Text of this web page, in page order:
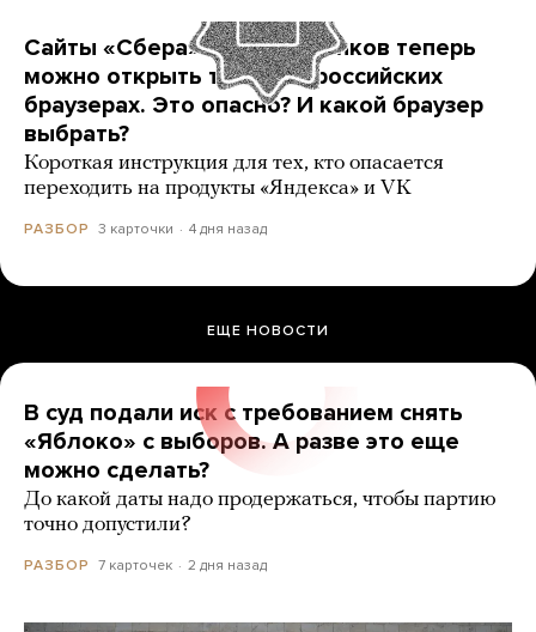
Сайты «Сбера» и других банков теперь
можно открыть только в российских
браузерах. Это опасно? И какой браузер
выбрать?
Короткая инструкция для тех, кто опасается
переходить на продукты «Яндекса» и VK
РАЗБОР 3 карточки 4 дня назад
ЕЩЕ НОВОСТИ
В суд подали иск с требованием снять
«Яблоко» с выборов. А разве это еще
можно сделать?
До какой даты надо продержаться, чтобы партию
точно допустили?
РАЗБОР 7 карточек 2 дня назад